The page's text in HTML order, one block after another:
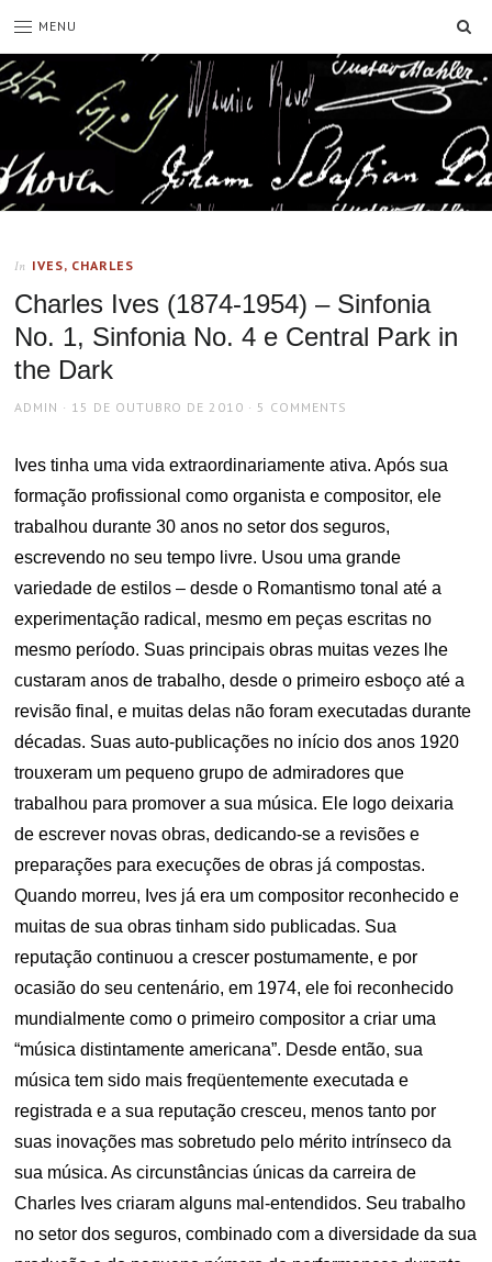
MENU
In IVES, CHARLES
Charles Ives (1874-1954) – Sinfonia
No. 1, Sinfonia No. 4 e Central Park in
the Dark
AUTHOR
ADMIN
POSTED
15 DE OUTUBRO DE 2010 5 COMMENTS
Ives tinha uma vida extraordinariamente ativa. Após sua
formação profissional como organista e compositor, ele
trabalhou durante 30 anos no setor dos seguros,
escrevendo no seu tempo livre. Usou uma grande
variedade de estilos – desde o Romantismo tonal até a
experimentação radical, mesmo em peças escritas no
mesmo período. Suas principais obras muitas vezes lhe
custaram anos de trabalho, desde o primeiro esboço até a
revisão final, e muitas delas não foram executadas durante
décadas. Suas auto-publicações no início dos anos 1920
trouxeram um pequeno grupo de admiradores que
trabalhou para promover a sua música. Ele logo deixaria
de escrever novas obras, dedicando-se a revisões e
preparações para execuções de obras já compostas.
Quando morreu, Ives já era um compositor reconhecido e
muitas de sua obras tinham sido publicadas. Sua
reputação continuou a crescer postumamente, e por
ocasião do seu centenário, em 1974, ele foi reconhecido
mundialmente como o primeiro compositor a criar uma
“música distintamente americana”. Desde então, sua
música tem sido mais freqüentemente executada e
registrada e a sua reputação cresceu, menos tanto por
suas inovações mas sobretudo pelo mérito intrínseco da
sua música. As circunstâncias únicas da carreira de
Charles Ives criaram alguns mal-entendidos. Seu trabalho
no setor dos seguros, combinado com a diversidade da sua